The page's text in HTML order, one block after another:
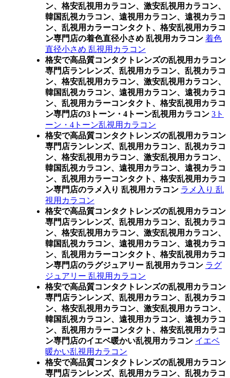
ン、格安乱視用カラコン、激安乱視用カラコン、
韓国乱視カラコン、遠視用カラコン、遠視カラコ
ン、乱視用カラーコンタクト、格安乱視用カラコ
ン専門店の着色直径小さめ 乱視用カラコン 着色
直径小さめ 乱視用カラコン
格安で高品質コンタクトレンズの乱視用カラコン
専門店ランレンズ、乱視用カラコン、乱視カラコ
ン、格安乱視用カラコン、激安乱視用カラコン、
韓国乱視カラコン、遠視用カラコン、遠視カラコ
ン、乱視用カラーコンタクト、格安乱視用カラコ
ン専門店の3トーン・4トーン乱視用カラコン 3ト
ーン・4トーン乱視用カラコン
格安で高品質コンタクトレンズの乱視用カラコン
専門店ランレンズ、乱視用カラコン、乱視カラコ
ン、格安乱視用カラコン、激安乱視用カラコン、
韓国乱視カラコン、遠視用カラコン、遠視カラコ
ン、乱視用カラーコンタクト、格安乱視用カラコ
ン専門店のラメ入り 乱視用カラコン ラメ入り 乱
視用カラコン
格安で高品質コンタクトレンズの乱視用カラコン
専門店ランレンズ、乱視用カラコン、乱視カラコ
ン、格安乱視用カラコン、激安乱視用カラコン、
韓国乱視カラコン、遠視用カラコン、遠視カラコ
ン、乱視用カラーコンタクト、格安乱視用カラコ
ン専門店のラグジュアリー 乱視用カラコン ラグ
ジュアリー 乱視用カラコン
格安で高品質コンタクトレンズの乱視用カラコン
専門店ランレンズ、乱視用カラコン、乱視カラコ
ン、格安乱視用カラコン、激安乱視用カラコン、
韓国乱視カラコン、遠視用カラコン、遠視カラコ
ン、乱視用カラーコンタクト、格安乱視用カラコ
ン専門店のイエベ暖かい乱視用カラコン イエベ
暖かい乱視用カラコン
格安で高品質コンタクトレンズの乱視用カラコン
専門店ランレンズ、乱視用カラコン、乱視カラコ